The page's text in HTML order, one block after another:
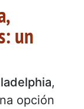
un
,
opción